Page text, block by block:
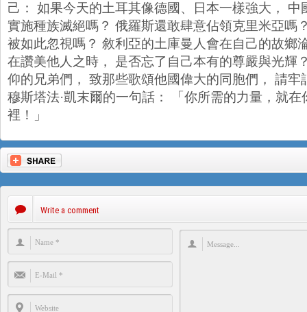
己： 如果今天的土耳其像德國、日本一樣強大， 中
實施種族滅絕嗎？ 俄羅斯還敢肆意佔領克里米亞嗎
被如此忽視嗎？ 敘利亞的土庫曼人會在自己的故鄉
在讚美他人之時， 是否忘了自己本有的尊嚴與光輝
仰的兄弟們， 致那些歌頌他國偉大的同胞們， 請牢
穆斯塔法·凱末爾的一句話： 「你所需的力量，就
裡！」
Write a comment